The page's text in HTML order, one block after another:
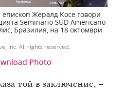
Жералд Косе говори
Seminario SUD Americano
Бразилия, на 18 октомври
Inc. All rights reserved.
Photo
той в заключение, –